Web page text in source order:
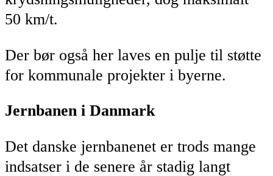
50 km/t.
Der bør også her laves en pulje til støtte
for kommunale projekter i byerne.
Jernbanen i Danmark
Det danske jernbanenet er trods mange
indsatser i de senere år stadig langt